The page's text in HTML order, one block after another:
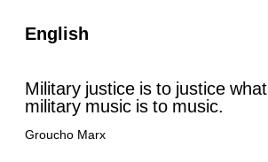
English
Military justice is to justice what
military music is to music.
Groucho Marx